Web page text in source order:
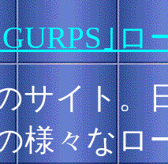
｣ロ
イト。
様々なロ